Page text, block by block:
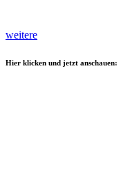
weitere
Hier klicken und jetzt anschauen: